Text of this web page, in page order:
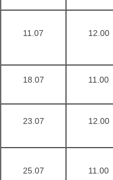
11.07 12.00
18.07 11.00
23.07 12.00
25.07 11.00